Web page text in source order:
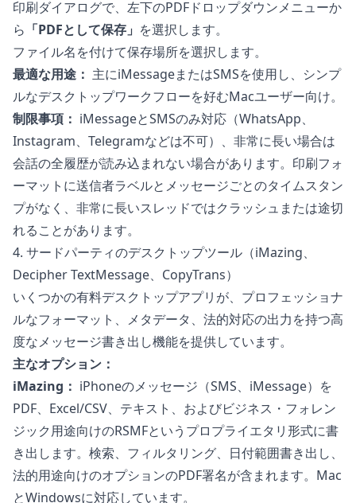
印刷ダイアログで、左下のPDFドロップダウンメニューか
ら 「PDFとして保存」 を選択します。
ファイル名を付けて保存場所を選択します。
最適な用途： 主にiMessageまたはSMSを使用し、シンプ
ルなデスクトップワークフローを好むMacユーザー向け。
制限事項： iMessageとSMSのみ対応（WhatsApp、
Instagram、Telegramなどは不可）、非常に長い場合は
会話の全履歴が読み込まれない場合があります。印刷フォ
ーマットに送信者ラベルとメッセージごとのタイムスタン
プがなく、非常に長いスレッドではクラッシュまたは途切
れることがあります。
4. サードパーティのデスクトップツール（iMazing、
Decipher TextMessage、CopyTrans）
いくつかの有料デスクトップアプリが、プロフェッショナ
ルなフォーマット、メタデータ、法的対応の出力を持つ高
度なメッセージ書き出し機能を提供しています。
主なオプション：
iMazing： iPhoneのメッセージ（SMS、iMessage）を
PDF、Excel/CSV、テキスト、およびビジネス・フォレン
ジック用途向けのRSMFというプロプライエタリ形式に書
き出します。検索、フィルタリング、日付範囲書き出し、
法的用途向けのオプションのPDF署名が含まれます。Mac
とWindowsに対応しています。